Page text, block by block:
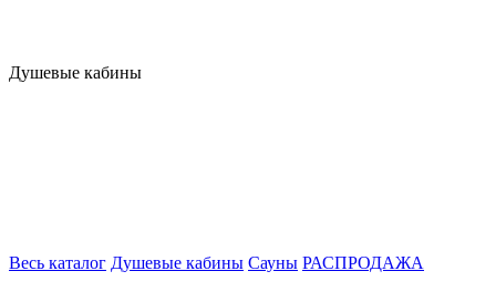
Душевые кабины
Весь каталог Душевые кабины Сауны РАСПРОДАЖА